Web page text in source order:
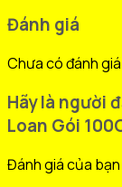
Đánh giá
Chưa có đánh
Hãy là người
Loan Gói
Đánh giá của bạn